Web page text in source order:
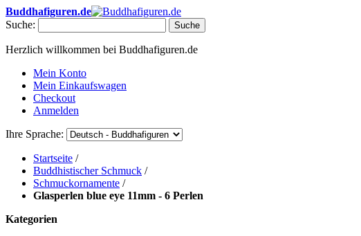
Buddhafiguren.de
Suche:
Suche
Herzlich willkommen bei Buddhafiguren.de
Mein Konto
Mein Einkaufswagen
Checkout
Anmelden
Ihre Sprache:
Startseite /
Buddhistischer Schmuck /
Schmuckornamente /
Glasperlen blue eye 11mm - 6 Perlen
Kategorien